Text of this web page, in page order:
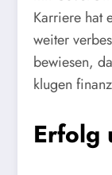
Karriere hat
weiter
bewiesen,
klugen
Erfolg